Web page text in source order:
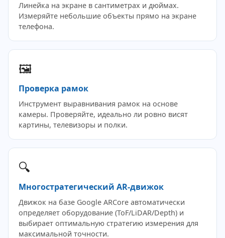
Линейка на экране в сантиметрах и дюймах.
Измеряйте небольшие объекты прямо на экране
телефона.
🖼️
Проверка рамок
Инструмент выравнивания рамок на основе
камеры. Проверяйте, идеально ли ровно висят
картины, телевизоры и полки.
🔍
Многостратегический AR-движок
Движок на базе Google ARCore автоматически
определяет оборудование (ToF/LiDAR/Depth) и
выбирает оптимальную стратегию измерения для
максимальной точности.